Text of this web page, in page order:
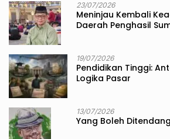
23/07/2026
Meninjau Kembali
Daerah Penghasil
19/07/2026
Pendidikan Tinggi:
Logika Pasar
13/07/2026
Yang Boleh